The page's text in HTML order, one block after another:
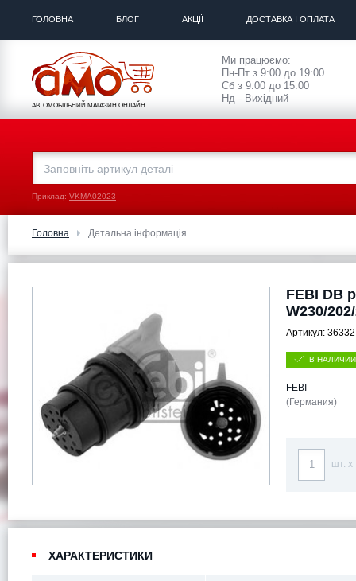
ГОЛОВНА БЛОГ АКЦІЇ ДОСТАВКА І ОПЛАТА
АВТОМОБІЛЬНИЙ МАГАЗИН ОНЛАЙН
Ми працюємо:
Пн-Пт з 9:00 до 19:00
Сб з 9:00 до 15:00
Нд - Вихідний
Приклад: VKMA02023
Головна Детальна інформація
FEBI DB
W230/
Артикул: 36332
В НАЛИЧИИ
FEBI
(Германия)
шт. x
ХАРАКТЕРИСТИКИ